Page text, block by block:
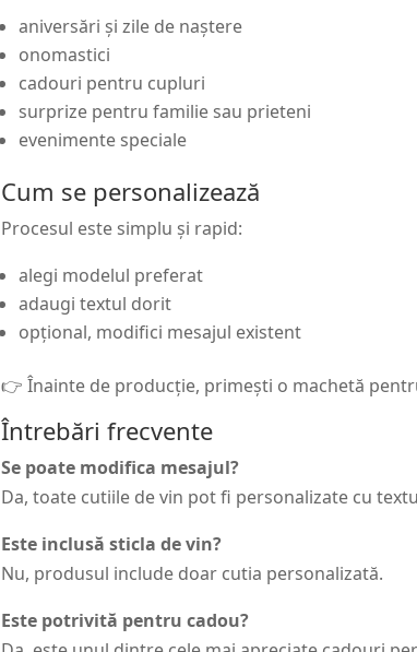
aniversări și zile de naștere
onomastici
cadouri pentru cupluri
surprize pentru familie sau prieteni
evenimente speciale
Cum se personalizează
Procesul este simplu și rapid:
alegi modelul preferat
adaugi textul dorit
opțional, modifici mesajul existent
👉 Înainte de producție, primești o machetă
Întrebări frecvente
Se poate modifica mesajul?
Da, toate cutiile de vin pot fi personalizate cu
Este inclusă sticla de vin?
Nu, produsul include doar cutia personalizată.
Este potrivită pentru cadou?